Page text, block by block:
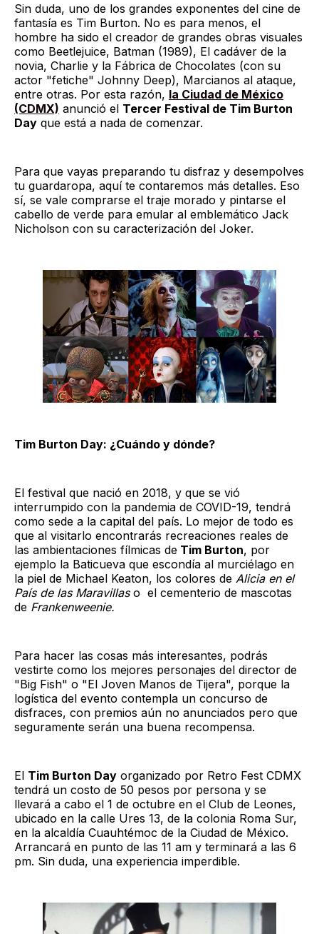
Sin duda, uno de los grandes exponentes del cine de
fantasía es Tim Burton. No es para menos, el
hombre ha sido el creador de grandes obras visuales
como Beetlejuice, Batman (1989), El cadáver de la
novia, Charlie y la Fábrica de Chocolates (con su
actor "fetiche" Johnny Deep), Marcianos al ataque,
entre otras. Por esta razón, la Ciudad de México
(CDMX) anunció el Tercer Festival de Tim Burton
Day que está a nada de comenzar.
Para que vayas preparando tu disfraz y desempolves
tu guardaropa, aquí te contaremos más detalles. Eso
sí, se vale comprarse el traje morado y pintarse el
cabello de verde para emular al emblemático Jack
Nicholson con su caracterización del Joker.
Tim Burton Day: ¿Cuándo y dónde?
El festival que nació en 2018, y que se vió
interrumpido con la pandemia de COVID-19, tendrá
como sede a la capital del país. Lo mejor de todo es
que al visitarlo encontrarás recreaciones reales de
las ambientaciones fílmicas de Tim Burton, por
ejemplo la Baticueva que escondía al murciélago en
la piel de Michael Keaton, los colores de Alicia en el
País de las Maravillaso el cementerio de mascotas
de Frankenweenie.
Para hacer las cosas más interesantes, podrás
vestirte como los mejores personajes del director de
"Big Fish" o "El Joven Manos de Tijera", porque la
logística del evento contempla un concurso de
disfraces, con premios aún no anunciados pero que
seguramente serán una buena recompensa.
El Tim Burton Day organizado por Retro Fest CDMX
tendrá un costo de 50 pesos por persona y se
llevará a cabo el 1 de octubre en el Club de Leones,
ubicado en la calle Ures 13, de la colonia Roma Sur,
en la alcaldía Cuauhtémoc de la Ciudad de México.
Arrancará en punto de las 11 am y terminará a las 6
pm. Sin duda, una experiencia imperdible.